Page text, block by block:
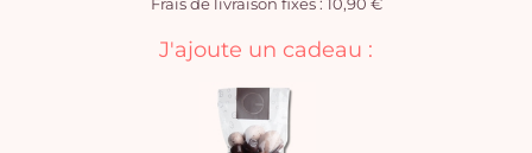
Frais de livraison fixes : 10,90 €
J'ajoute un cadeau :